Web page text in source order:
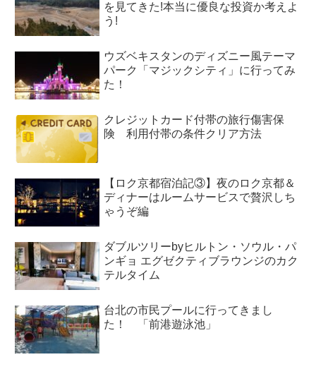
を見てきた!本当に優良な投資か考えよ
う!
ウズベキスタンのディズニー風テーマ
パーク「マジックシティ」に行ってみ
た！
クレジットカード付帯の旅行傷害保
険 利用付帯の条件クリア方法
【ロク京都宿泊記③】夜のロク京都＆
ディナーはルームサービスで贅沢しち
ゃうぞ編
ダブルツリーbyヒルトン・ソウル・パ
ンギョ エグゼクティブラウンジのカク
テルタイム
台北の市民プールに行ってきまし
た！ 「前港遊泳池」